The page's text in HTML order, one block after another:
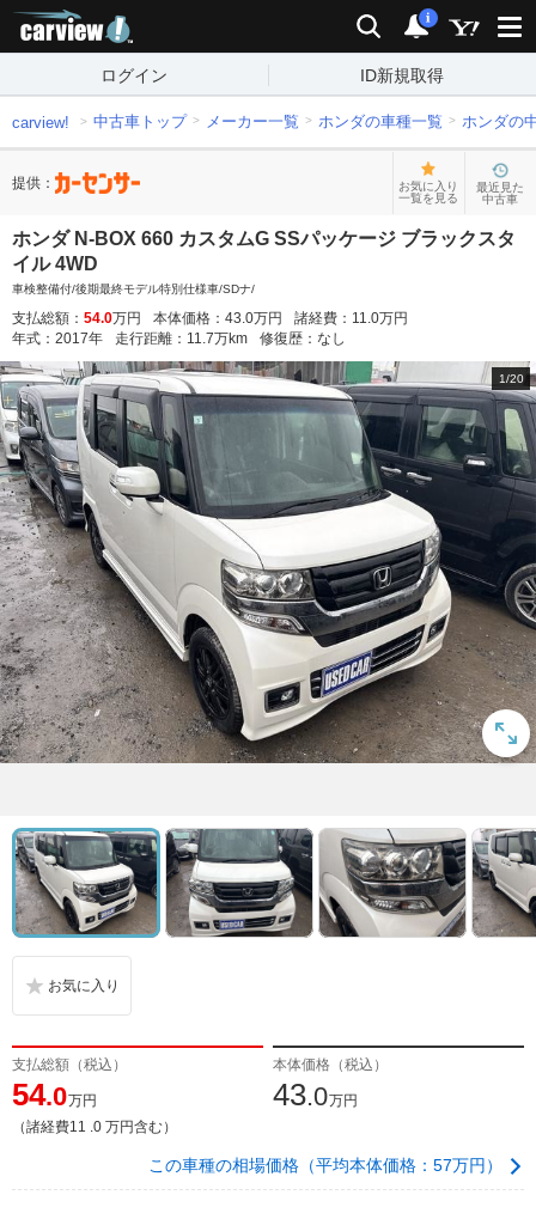
検索 通知
i
ログイン ID新規取得
carview! 中古車トップ メーカー一覧 ホンダの車種一覧 ホンダの
提供：
お気に入り
一覧を見る
最近見た
中古車
ホンダ N-BOX 660 カスタムG SSパッケージ ブラックスタ
イル 4WD
車検整備付/後期最終モデル特別仕様車/SDナ/
支払総額： 54.0万円 本体価格： 43.0万円 諸経費： 11.0万円
年式： 2017年 走行距離： 11.7万km 修復歴： なし
1/20
支払総額（税込）
54.0万円
（諸経費11 .0 万円含む）
本体価格（税込）
43.0万円
この車種の相場価格（平均本体価格：57万円）